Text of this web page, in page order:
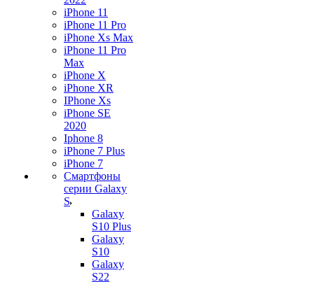
iPhone 11
iPhone 11 Pro
iPhone Xs Max
iPhone 11 Pro
Max
iPhone X
iPhone XR
IPhone Xs
iPhone SE
2020
Iphone 8
iPhone 7 Plus
iPhone 7
Смартфоны
серии Galaxy
S
Galaxy
S10 Plus
Galaxy
S10
Galaxy
S22